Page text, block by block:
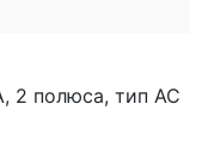
2 полюса, тип АС